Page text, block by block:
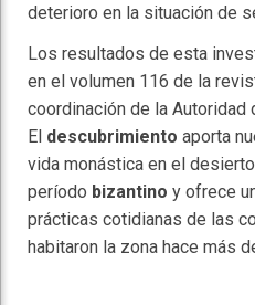
deterioro en la situación de
Los resultados de esta
en el volumen 116 de la
coordinación de la Autoridad
El descubrimiento aporta
vida monástica en el
período bizantino y ofrece
prácticas cotidianas de las
habitaron la zona hace más